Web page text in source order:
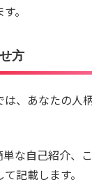
。
方
、あなたの人
な自己紹介、
記載します。